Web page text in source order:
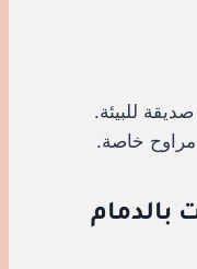
للبيئة.
خاصة.
بالدمام